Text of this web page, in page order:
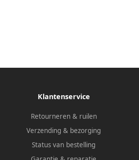
Klantenservice
Retourneren & ruilen
Verzending & bezorging
Status van bestelling